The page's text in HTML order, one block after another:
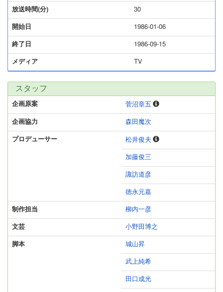
放送時間(分) 30
開始日 1986-01-06
終了日 1986-09-15
メディア TV
スタッフ
企画原案 菅沼章五
企画協力 森田魔次
プロデューサー 松井俊夫
加藤俊三
諏訪道彦
徳永元嘉
制作担当 柳内一彦
文芸 小野田博之
脚本 城山昇
武上純希
田口成光